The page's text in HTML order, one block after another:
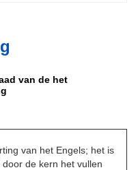
van de het
van het Engels; het is
de kern het vullen